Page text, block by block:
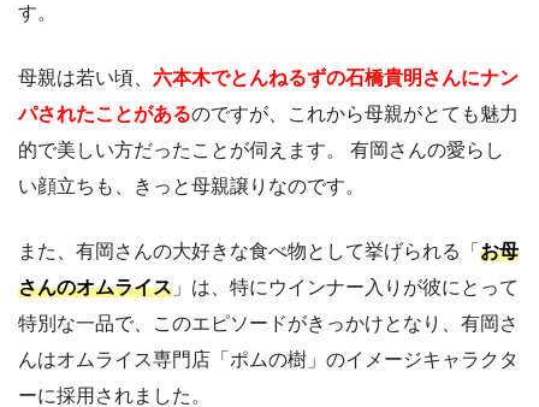
す。
母親は若い頃、 六本木でとんねるずの石橋貴明さんにナン
パされたことがあるのですが、これから母親がとても魅力
的で美しい方だったことが伺えます。 有岡さんの愛らし
い顔立ちも、きっと母親譲りなのです。
また、有岡さんの大好きな食べ物として挙げられる「 お母
さんのオムライス 」は、特にウインナー入りが彼にとって
特別な一品で、このエピソードがきっかけとなり、有岡さ
んはオムライス専門店「ポムの樹」のイメージキャラクタ
ーに採用されました。